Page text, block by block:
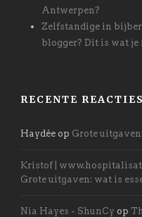
Antwerpen?
Zelfstandige in
blogger? Dit is wat je
RECENTE REACTIES
Haydée op Grote
Kristof |
Grote uitgaven: wat is
Nia Hayes - ShunCy op